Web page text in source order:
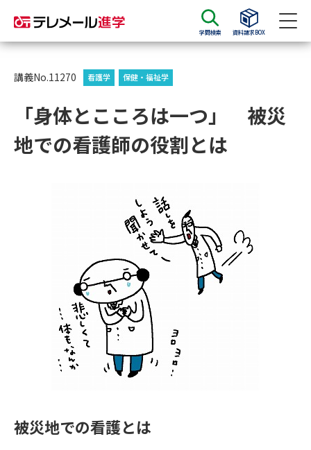
学問検索 資料請求BOX
資料請求
大学・短大の資料種類から請求
募集要項＆願書
大学・短大以外の資料から請求
専門学校の資料請求
留学・進学関連、塾・予備校
大学入学共通テスト「受験案
内」の請求
大学入学共通テスト「受験上の
幼稚園教員資格認定試験
講義No.11270 看護学 保健・福祉学
「身体とこころは一つ」 被災
地での看護師の役割とは
被災地での看護とは